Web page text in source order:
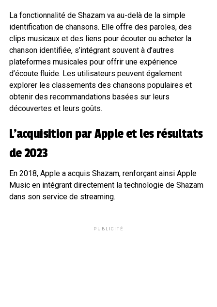
La fonctionnalité de Shazam va au-delà de la simple
identification de chansons. Elle offre des paroles, des
clips musicaux et des liens pour écouter ou acheter la
chanson identifiée, s’intégrant souvent à d’autres
plateformes musicales pour offrir une expérience
d’écoute fluide. Les utilisateurs peuvent également
explorer les classements des chansons populaires et
obtenir des recommandations basées sur leurs
découvertes et leurs goûts.
L’acquisition par Apple et les résultats
de 2023
En 2018, Apple a acquis Shazam, renforçant ainsi Apple
Music en intégrant directement la technologie de Shazam
dans son service de streaming.
PUBLICITÉ